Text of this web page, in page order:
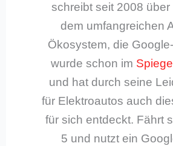
schreibt seit 2008 über
dem umfangreichen
Ökosystem, die
wurde schon im Spiegel
und hat durch seine
für Elektroautos auch
für sich entdeckt. Fährt
5 und nutzt ein